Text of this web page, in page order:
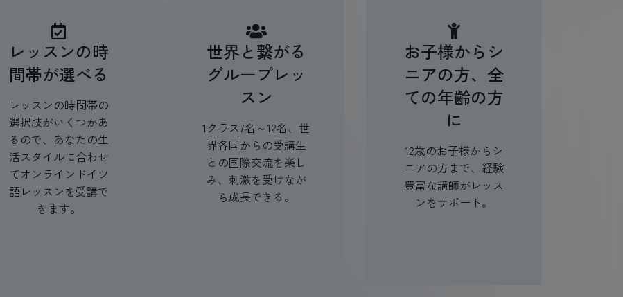
レッスンの時
間帯が選べる
レッスンの時間帯の
選択肢がいくつかあ
るので、あなたの生
活スタイルに合わせ
てオンラインドイツ
語レッスンを受講で
きます。
世界と繋がる
グループレッ
スン
1クラス7名～12名、世
界各国からの受講生
との国際交流を楽し
み、刺激を受けなが
ら成長できる。
お子様からシ
ニアの方、全
ての年齢の方
に
12歳のお子様からシ
ニアの方まで、経験
豊富な講師がレッス
ンをサポート。